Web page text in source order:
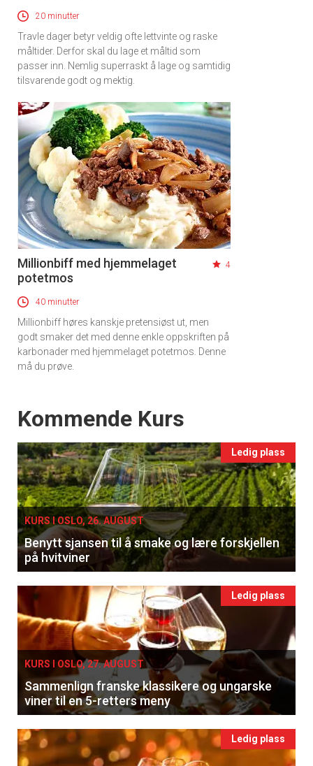
20 minutter
Travle dager betyr veldig ofte lettvinte og raske
måltider. Derfor skal du lage et måltid som
passer inn. Nemlig superraskt å lage og samtidig
tilsvarende godt og mektig.
Millionbiff med hjemmelaget
potetmos
4
40 minutter
Millionbiff høres kanskje pretensiøst ut, men
godt smaker det med denne enkle oppskriften på
karbonader med hjemmelaget potetmos. Denne
må du prøve.
Events
Kommende Kurs
Ledig plass
KURS I OSLO, 26. AUGUST
Benytt sjansen til å smake og lære forskjellen
på hvitviner
Ledig plass
KURS I OSLO, 27. AUGUST
Sammenlign franske klassikere og ungarske
viner til en 5-retters meny
Ledig plass